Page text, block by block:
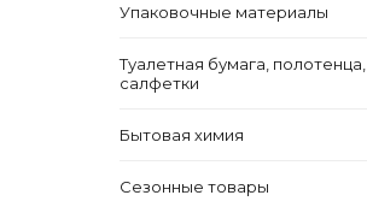
Упаковочные материалы
Туалетная бумага, полотенца,
салфетки
Бытовая химия
Сезонные товары